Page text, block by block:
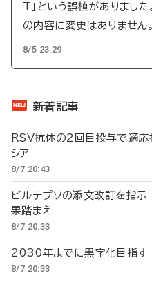
T」という誤植がありまし
の内容に変更はありません。
8/5 23:29
新着記事
RSV抗体の2回目投与で適
シア
8/7 20:43
ビルテプソの添文改訂を
果踏まえ
8/7 20:33
2030年までに黒字化目指
8/7 20:33